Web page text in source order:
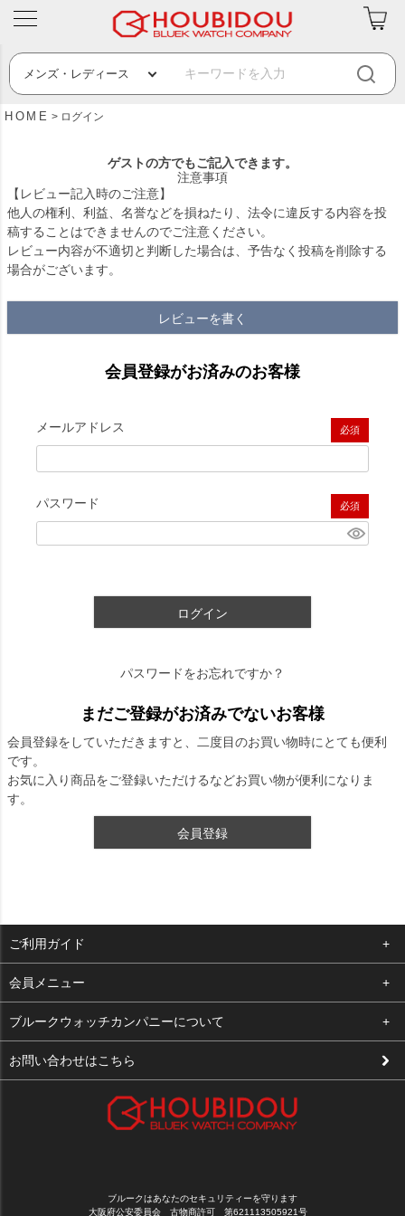
HOME ログイン
ゲストの方でもご記入できます。
注意事項
【レビュー記入時のご注意】
他人の権利、利益、名誉などを損ねたり、法令に違反する内容を投
稿することはできませんのでご注意ください。
レビュー内容が不適切と判断した場合は、予告なく投稿を削除する
場合がございます。
レビューを書く
会員登録がお済みのお客様
メールアドレス
(必須)
パスワード
(必須)
ログイン
パスワードをお忘れですか？
まだご登録がお済みでないお客様
会員登録をしていただきますと、二度目のお買い物時にとても便利
です。
お気に入り商品をご登録いただけるなどお買い物が便利になりま
す。
会員登録
ご利用ガイド
よくある質問
支払い・送料
修理依頼
会員メニュー
ログイン
お気に入り
ブルークウォッチカンパニーについて
会社概要
お問い合わせはこちら
ブルークはあなたのセキュリティーを守ります
大阪府公安委員会 古物商許可 第621113505921号